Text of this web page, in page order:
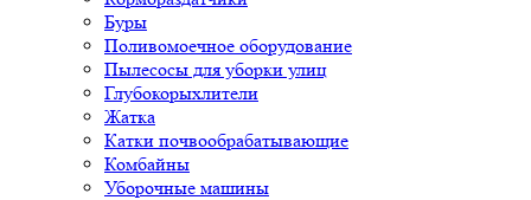
Буры
Поливомоечное оборудование
Пылесосы для уборки улиц
Глубокорыхлители
Жатка
Катки почвообрабатывающие
Комбайны
Уборочные машины